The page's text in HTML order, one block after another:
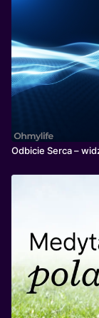
emocjach,
Odbicie Serca –